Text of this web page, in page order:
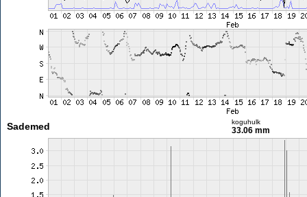
Sademed koguhulk
33.06 mm